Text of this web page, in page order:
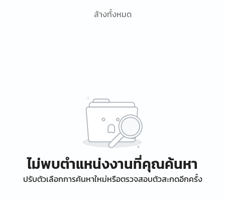
ล้างทั้งหมด
ไม่พบตำแหน่งงานที่คุณค้นหา
ปรับตัวเลือกการค้นหาใหม่หรือตรวจสอบตัวสะกดอีกครั้ง